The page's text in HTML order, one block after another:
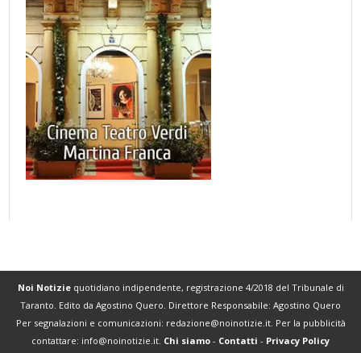
Noi Notiziequotidiano indipendente, registrazione 4/2018 del Tribunale di
Taranto. Edito da Agostino Quero. Direttore Responsabile: Agostino Quero
Per segnalazioni e comunicazioni: redazione@noinotizie.it. Per la pubblicità
contattare: info@noinotizie.it. Chi siamo - Contatti - Privacy Policy